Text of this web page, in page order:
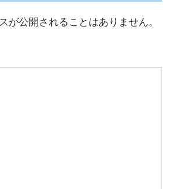
が公開されることはありません。